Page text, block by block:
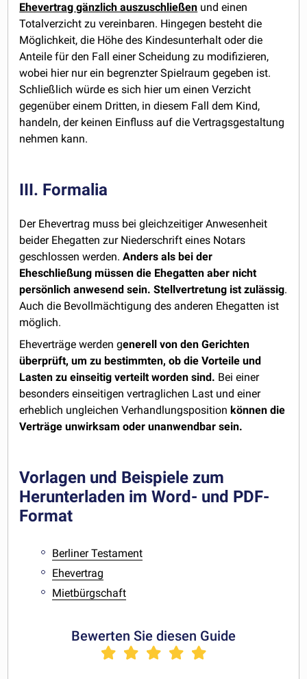
Ehevertrag gänzlich auszuschließen und einen
Totalverzicht zu vereinbaren. Hingegen besteht die
Möglichkeit, die Höhe des Kindesunterhalt oder die
Anteile für den Fall einer Scheidung zu modifizieren,
wobei hier nur ein begrenzter Spielraum gegeben ist.
Schließlich würde es sich hier um einen Verzicht
gegenüber einem Dritten, in diesem Fall dem Kind,
handeln, der keinen Einfluss auf die Vertragsgestaltung
nehmen kann.
III. Formalia
Der Ehevertrag muss bei gleichzeitiger Anwesenheit
beider Ehegatten zur Niederschrift eines Notars
geschlossen werden.Anders als bei der
Eheschließung müssen die Ehegatten aber nicht
persönlich anwesend sein. Stellvertretung ist zulässig.
Auch die Bevollmächtigung des anderen Ehegatten ist
möglich.
Eheverträge werden generell von den Gerichten
überprüft, um zu bestimmten, ob die Vorteile und
Lasten zu einseitig verteilt worden sind. Bei einer
besonders einseitigen vertraglichen Last und einer
erheblich ungleichen Verhandlungsposition können die
Verträge unwirksam oder unanwendbar sein.
Vorlagen und Beispiele zum
Herunterladen im Word- und PDF-
Format
Berliner Testament
Ehevertrag
Mietbürgschaft
Bewerten Sie diesen Guide